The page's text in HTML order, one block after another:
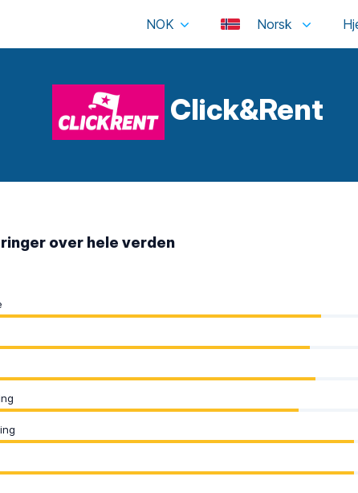
NOK Norsk
Click&Rent
over hele verden